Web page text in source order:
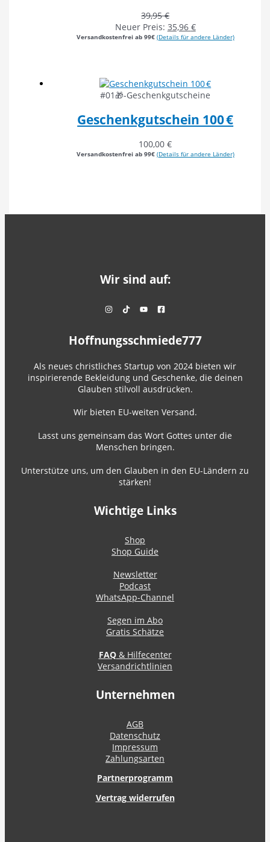
39,95€
Neuer Preis: 35,96 €
Versandkostenfrei ab 99€ (Details für andere Länder)
#01🎁-Geschenkgutscheine
Geschenkgutschein 100 €
100,00€
Versandkostenfrei ab 99€ (Details für andere Länder)
Wir sind auf:
Hoffnungsschmiede777
Als neues christliches Startup von 2024 bieten wir
inspirierende Bekleidung und Geschenke, die deinen
Glauben stilvoll ausdrücken.
Wir bieten EU-weiten Versand.
Lasst uns gemeinsam das Wort Gottes unter die
Menschen bringen.
Unterstütze uns, um den Glauben in den EU-Ländern zu
stärken!
Wichtige Links
Shop
Shop Guide
Newsletter
Podcast
WhatsApp-Channel
Segen im Abo
Gratis Schätze
FAQ& Hilfecenter
Versandrichtlinien
Unternehmen
AGB
Datenschutz
Impressum
Zahlungsarten
Partnerprogramm
Vertrag widerrufen